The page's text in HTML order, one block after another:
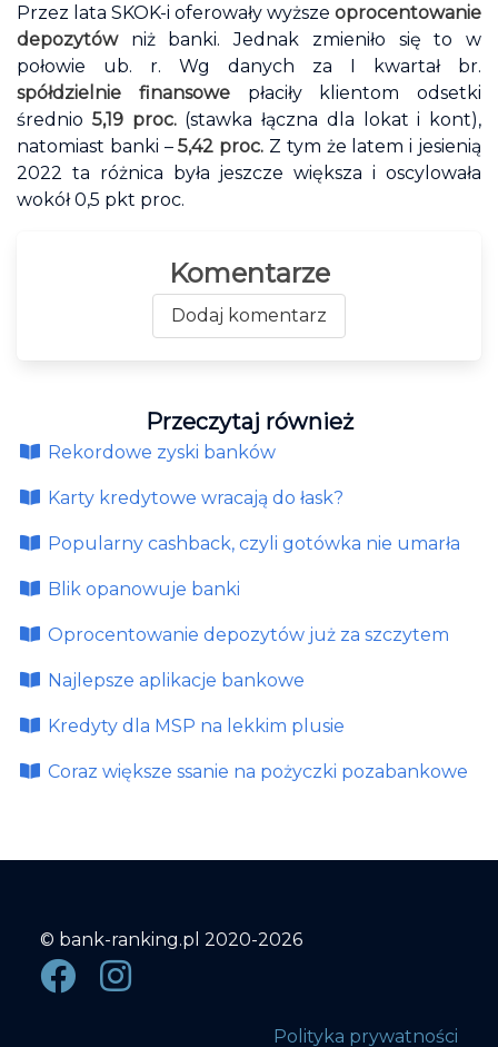
Przez lata SKOK-i oferowały wyższe oprocentowanie
depozytówniż banki. Jednak zmieniło się to w
połowie ub. r. Wg danych za I kwartał br.
spółdzielnie finansowepłaciły klientom odsetki
średnio 5,19 proc.(stawka łączna dla lokat i kont),
natomiast banki –5,42 proc. Z tym że latem i jesienią
2022 ta różnica była jeszcze większa i oscylowała
wokół 0,5 pkt proc.
Komentarze
Dodaj komentarz
Przeczytaj również
Rekordowe zyski banków
Karty kredytowe wracają do łask?
Popularny cashback, czyli gotówka nie umarła
Blik opanowuje banki
Oprocentowanie depozytów już za szczytem
Najlepsze aplikacje bankowe
Kredyty dla MSP na lekkim plusie
Coraz większe ssanie na pożyczki pozabankowe
© bank-ranking.pl 2020-2026
Polityka prywatności